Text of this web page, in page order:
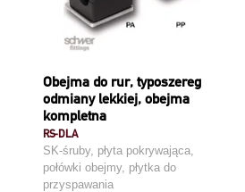
Obejma do rur, typoszereg
odmiany lekkiej, obejma
kompletna
RS-DLA
SK-śruby, płyta pokrywająca,
połówki obejmy, płytka do
przyspawania